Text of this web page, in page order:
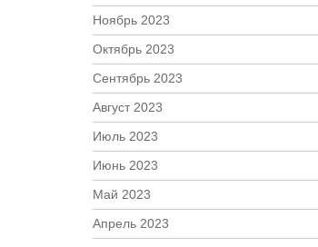
Ноябрь 2023
Октябрь 2023
Сентябрь 2023
Август 2023
Июль 2023
Июнь 2023
Май 2023
Апрель 2023